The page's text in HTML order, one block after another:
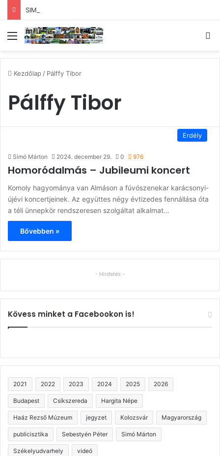
SIMÓ MÁRTON – Majka nélkül. De mi lesz az irodalommal?
Menü
Kezdőlap/ Pálffy Tibor
Pálffy Tibor
Erdély
Simó Márton 2024. december 29. 0 976
Homoródalmás – Jubileumi koncert
Komoly hagyománya van Almáson a fúvószenekar karácsonyi-
újévi koncertjeinek. Az együttes négy évtizedes fennállása óta
a téli ünnepkör rendszeresen szolgáltat alkalmat…
Bővebben »
- Hirdetés -
Kövess minket a Facebookon is!
2021 2022 2023 2024 2025 2026
Budapest Csíkszereda Hargita Népe
Haáz Rezső Múzeum jegyzet Kolozsvár Magyarország
publicisztika Sebestyén Péter Simó Márton
Székelyudvarhely videó